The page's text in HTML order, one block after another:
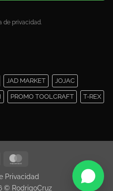
de privacidad.
JAD MARKET JOJAC
PROMO TOOLCRAFT T-REX
Privacidad
© RodrigoCruz
Te asesoramos